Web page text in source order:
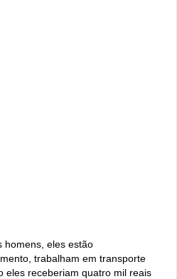
homens, eles estão
trabalham em transporte
eles receberiam quatro mil reais